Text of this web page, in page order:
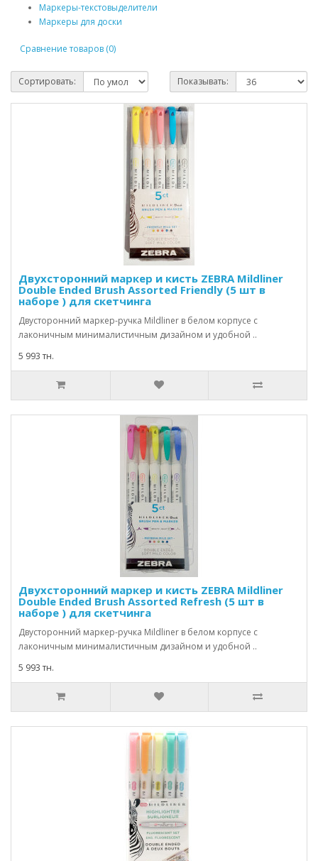
Маркеры-текстовыделители
Маркеры для доски
Сравнение товаров (0)
Сортировать: Показывать:
Двухсторонний маркер и кисть ZEBRA Mildliner
Double Ended Brush Assorted Friendly (5 шт в
наборе ) для скетчинга
Двусторонний маркер-ручка Mildliner в белом корпусе с
лаконичным минималистичным дизайном и удобной ..
5 993 тн.
Двухсторонний маркер и кисть ZEBRA Mildliner
Double Ended Brush Assorted Refresh (5 шт в
наборе ) для скетчинга
Двусторонний маркер-ручка Mildliner в белом корпусе с
лаконичным минималистичным дизайном и удобной ..
5 993 тн.